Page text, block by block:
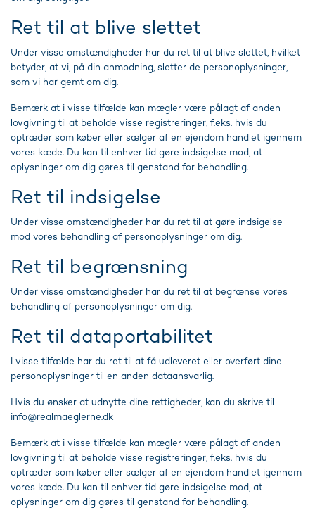
Ret til at blive slettet
Under visse omstændigheder har du ret til at blive slettet, hvilket
betyder, at vi, på din anmodning, sletter de personoplysninger,
som vi har gemt om dig.
Bemærk at i visse tilfælde kan mægler være pålagt af anden
lovgivning til at beholde visse registreringer, f.eks. hvis du
optræder som køber eller sælger af en ejendom handlet igennem
vores kæde. Du kan til enhver tid gøre indsigelse mod, at
oplysninger om dig gøres til genstand for behandling.
Ret til indsigelse
Under visse omstændigheder har du ret til at gøre indsigelse
mod vores behandling af personoplysninger om dig.
Ret til begrænsning
Under visse omstændigheder har du ret til at begrænse vores
behandling af personoplysninger om dig.
Ret til dataportabilitet
I visse tilfælde har du ret til at få udleveret eller overført dine
personoplysninger til en anden dataansvarlig.
Hvis du ønsker at udnytte dine rettigheder, kan du skrive til
info@realmaeglerne.dk
Bemærk at i visse tilfælde kan mægler være pålagt af anden
lovgivning til at beholde visse registreringer, f.eks. hvis du
optræder som køber eller sælger af en ejendom handlet igennem
vores kæde. Du kan til enhver tid gøre indsigelse mod, at
oplysninger om dig gøres til genstand for behandling.